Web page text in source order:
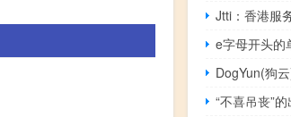
e字母开头的
“不喜吊丧”